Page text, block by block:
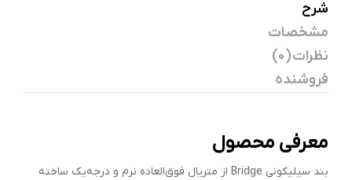
شرح
مشخصات
نظرات (0)
فروشنده
معرفی محصول
بند سیلیکونی Bridge از متریال فوق‌العاده نرم و درجه‌یک ساخته